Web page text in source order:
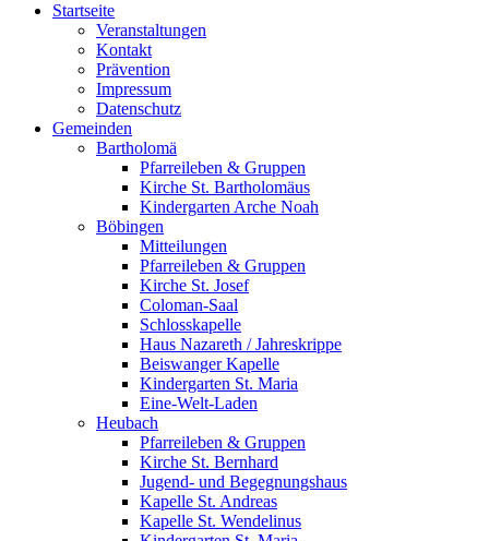
Startseite
Veranstaltungen
Kontakt
Prävention
Impressum
Datenschutz
Gemeinden
Bartholomä
Pfarreileben & Gruppen
Kirche St. Bartholomäus
Kindergarten Arche Noah
Böbingen
Mitteilungen
Pfarreileben & Gruppen
Kirche St. Josef
Coloman-Saal
Schlosskapelle
Haus Nazareth / Jahreskrippe
Beiswanger Kapelle
Kindergarten St. Maria
Eine-Welt-Laden
Heubach
Pfarreileben & Gruppen
Kirche St. Bernhard
Jugend- und Begegnungshaus
Kapelle St. Andreas
Kapelle St. Wendelinus